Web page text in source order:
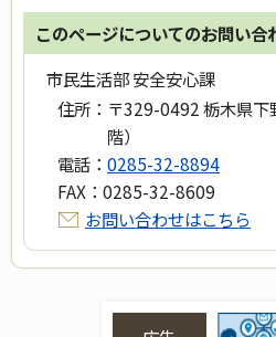
このページについてのお問い合
市民生活部 安全安心課
住所： 〒329-0492 栃木県
階）
電話： 0285-32-8894
FAX： 0285-32-8609
お問い合わせはこちら